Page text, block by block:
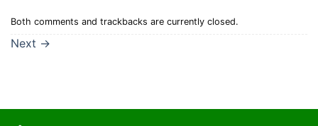
Both comments and trackbacks are currently closed.
Next →